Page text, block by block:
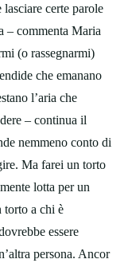
certe parole
– commenta Maria
(o rassegnarmi)
che emanano
l’aria che
– continua il
nemmeno conto di
Ma farei un torto
lotta per un
torto a chi è
essere
persona. Ancor